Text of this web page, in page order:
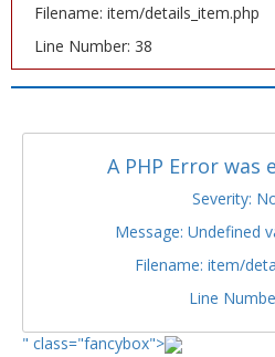
Filename: item/details_item.php
Line Number: 38
A PHP Error was
Severity:
Message: Undefined
Filename: item/
Line
" class="fancybox">